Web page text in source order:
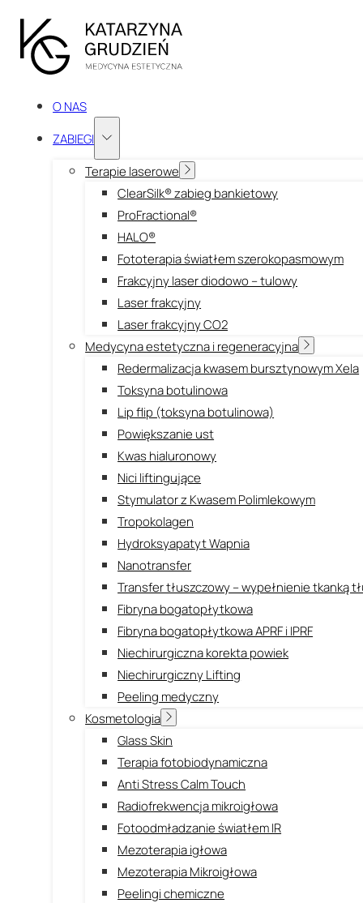
O NAS
ZABIEGI
Terapie laserowe
ClearSilk® zabieg bankietowy
ProFractional®
HALO®
Fototerapia światłem szerokopasmowym
Frakcyjny laser diodowo – tulowy
Laser frakcyjny
Laser frakcyjny CO2
Medycyna estetyczna i regeneracyjna
Redermalizacja kwasem bursztynowym Xela
Toksyna botulinowa
Lip flip (toksyna botulinowa)
Powiększanie ust
Kwas hialuronowy
Nici liftingujące
Stymulator z Kwasem Polimlekowym
Tropokolagen
Hydroksyapatyt Wapnia
Nanotransfer
Transfer tłuszczowy – wypełnienie tkanką
Fibryna bogatopłytkowa
Fibryna bogatopłytkowa APRF i IPRF
Niechirurgiczna korekta powiek
Niechirurgiczny Lifting
Peeling medyczny
Kosmetologia
Glass Skin
Terapia fotobiodynamiczna
Anti Stress Calm Touch
Radiofrekwencja mikroigłowa
Fotoodmładzanie światłem IR
Mezoterapia igłowa
Mezoterapia Mikroigłowa
Peelingi chemiczne